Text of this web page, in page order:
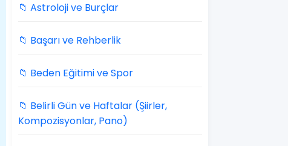
📁 Astroloji ve Burçlar
📁 Başarı ve Rehberlik
📁 Beden Eğitimi ve Spor
📁 Belirli Gün ve Haftalar (Şiirler,
Kompozisyonlar, Pano)